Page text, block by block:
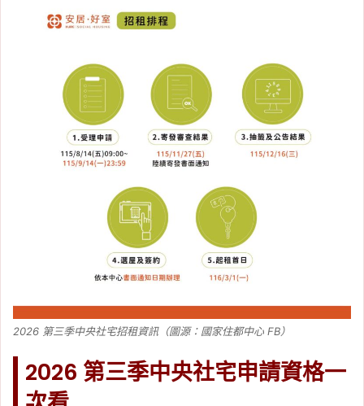
2026 第三季中央社宅招租資訊（圖源：國家住都中心 FB）
2026 第三季中央社宅申請資格一